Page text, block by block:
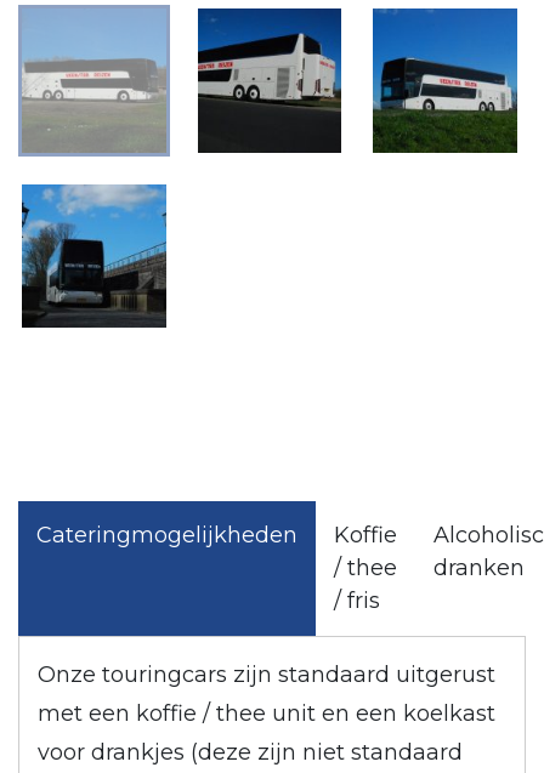
Cateringmogelijkheden
Koffie
/ thee
/ fris
dranken
Onze touringcars zijn standaard uitgerust
met een koffie / thee unit en een koelkast
voor drankjes (deze zijn niet standaard